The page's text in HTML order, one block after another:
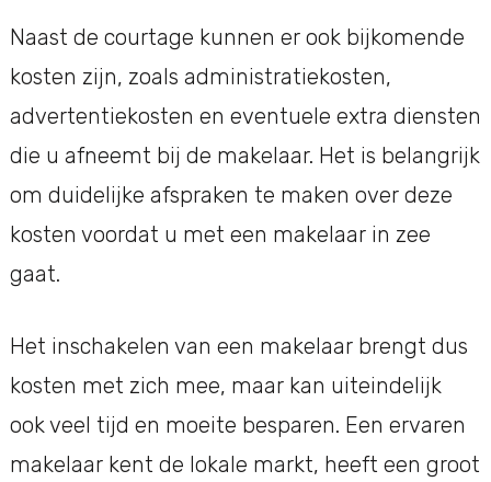
Naast de courtage kunnen er ook bijkomende
kosten zijn, zoals administratiekosten,
advertentiekosten en eventuele extra diensten
die u afneemt bij de makelaar. Het is belangrijk
om duidelijke afspraken te maken over deze
kosten voordat u met een makelaar in zee
gaat.
Het inschakelen van een makelaar brengt dus
kosten met zich mee, maar kan uiteindelijk
ook veel tijd en moeite besparen. Een ervaren
makelaar kent de lokale markt, heeft een groot